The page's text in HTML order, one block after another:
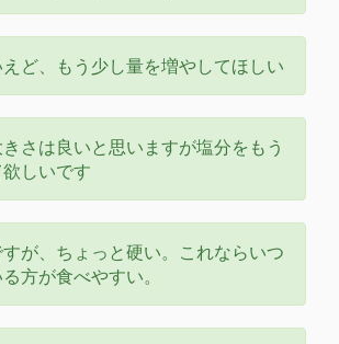
ど、もう少し量を増やしてほしい
さは良いと思いますが塩分をもう
しいです
が、ちょっと硬い。これならいつ
方が食べやすい。